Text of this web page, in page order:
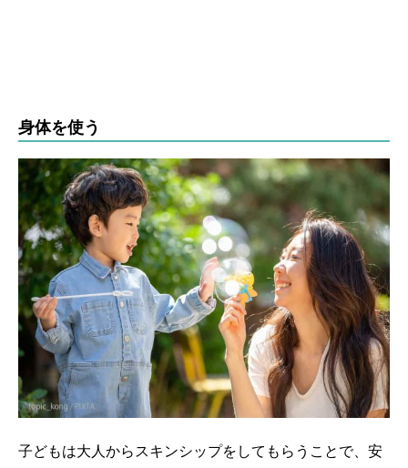
身体を使う
子どもは大人からスキンシップをしてもらうことで、安